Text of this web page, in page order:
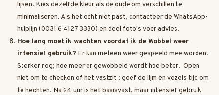
lijken. Kies dezelfde kleur als de oude om verschillen te
minimaliseren. Als het echt niet past, contacteer de WhatsApp-
hulplijn (0031 6 4127 3330) en deel foto's voor advies.
Hoe lang moet ik wachten voordat ik de Wobbel weer
intensief gebruik? Er kan meteen weer gespeeld mee worden.
Sterker nog; hoe meer er gewobbeld wordt hoe beter. Open
niet om te checken of het vastzit : geef de lijm en vezels tijd om
te hechten. Na 24 uur is het basisvast, maar intensief gebruik